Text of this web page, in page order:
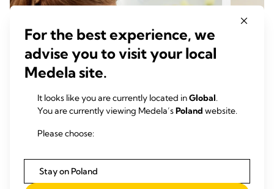
Odciąganie pokarmu za pomocą
laktatora Symphony w szpitalu
For the best experience, we
advise you to visit your local
Medela site.
It looks like you are currently located inGlobal.
You are currently viewing Medela’sPoland website.
Please choose:
Stay on Poland